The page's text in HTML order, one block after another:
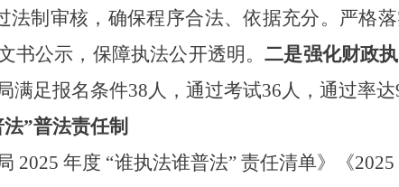
制审核，确保程序合法、依据充分。严格
书公示，保障执法公开透明。二是强化财政
满足报名条件38人，通过考试36人，通过率达
”普法责任制
2025 年度 “谁执法谁普法” 责任清单》《